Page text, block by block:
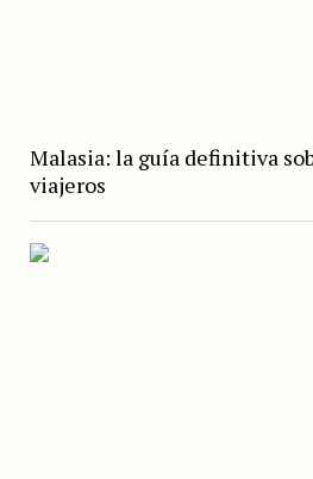
Malasia: la guía definitiva
viajeros